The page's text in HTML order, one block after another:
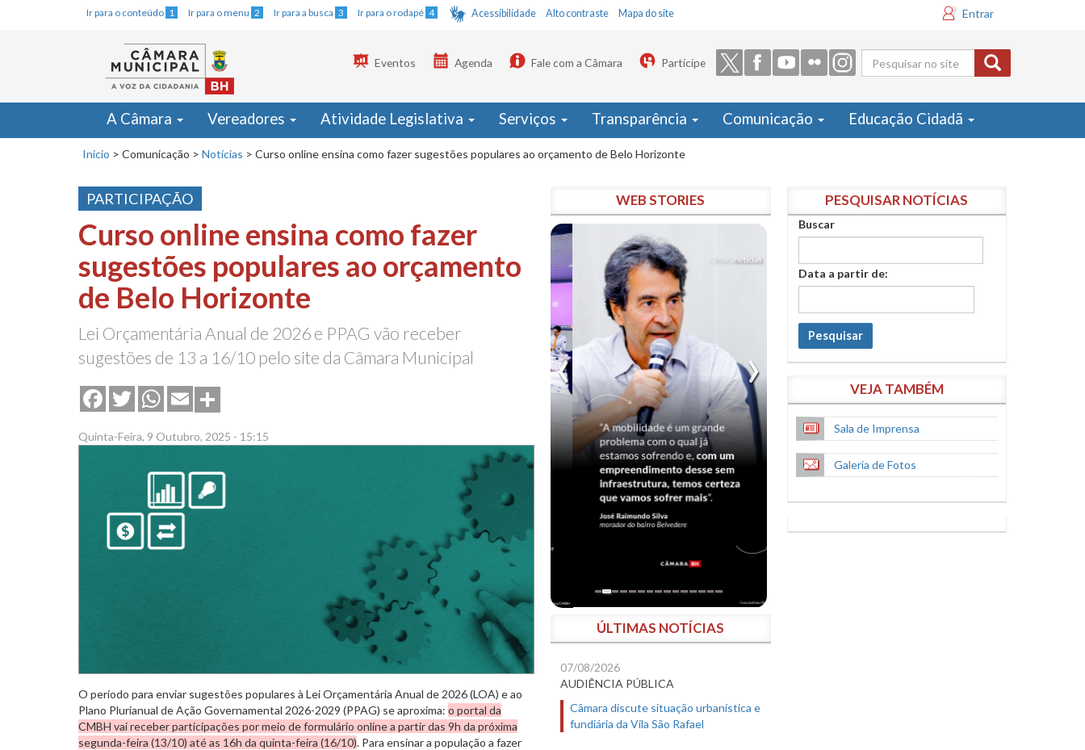
Ir para o conteúdo 1 Ir para o menu 2 Ir para a busca 3 Ir para o rodapé 4 Acessibilidade Alto contraste Mapa do site Entrar
Formulário
de busca
Eventos Agenda Fale com a Câmara Participe
A Câmara Vereadores Atividade Legislativa Serviços Transparência Comunicação Educação Cidadã
Início > Comunicação > Notícias > Curso online ensina como fazer sugestões populares ao orçamento de Belo Horizonte
PARTICIPAÇÃO
Curso online ensina como fazer
sugestões populares ao orçamento
de Belo Horizonte
Lei Orçamentária Anual de 2026 e PPAG vão receber
sugestões de 13 a 16/10 pelo site da Câmara Municipal
FacebookTwitterWhatsApp
Email
Quinta-Feira, 9 Outubro, 2025 - 15:15
O período para enviar sugestões populares à Lei Orçamentária Anual de 2026 (LOA) e ao
Plano Plurianual de Ação Governamental 2026-2029 (PPAG) se aproxima: o portal da
CMBH vai receber participações por meio de formulário online a partir das 9h da próxima
segunda-feira (13/10) até as 16h da quinta-feira (16/10). Para ensinar a população a fazer
WEB STORIES
ÚLTIMAS NOTÍCIAS
07/08/2026
AUDIÊNCIA PÚBLICA
Câmara discute situação urbanística e
fundiária da Vila São Rafael
PESQUISAR NOTÍCIAS
Buscar
Data a partir de:
Pesquisar
VEJA TAMBÉM
Sala de Imprensa
Galeria de Fotos